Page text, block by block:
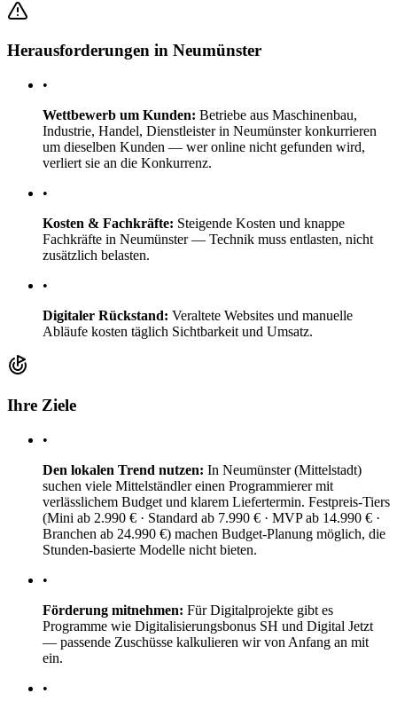
Herausforderungen in Neumünster
•
Wettbewerb um Kunden: Betriebe aus Maschinenbau,
Industrie, Handel, Dienstleister in Neumünster konkurrieren
um dieselben Kunden — wer online nicht gefunden wird,
verliert sie an die Konkurrenz.
•
Kosten & Fachkräfte: Steigende Kosten und knappe
Fachkräfte in Neumünster — Technik muss entlasten, nicht
zusätzlich belasten.
•
Digitaler Rückstand: Veraltete Websites und manuelle
Abläufe kosten täglich Sichtbarkeit und Umsatz.
Ihre Ziele
•
Den lokalen Trend nutzen: In Neumünster (Mittelstadt)
suchen viele Mittelständler einen Programmierer mit
verlässlichem Budget und klarem Liefertermin. Festpreis-Tiers
(Mini ab 2.990 € · Standard ab 7.990 € · MVP ab 14.990 € ·
Branchen ab 24.990 €) machen Budget-Planung möglich, die
Stunden-basierte Modelle nicht bieten.
•
Förderung mitnehmen: Für Digitalprojekte gibt es
Programme wie Digitalisierungsbonus SH und Digital Jetzt
— passende Zuschüsse kalkulieren wir von Anfang an mit
ein.
•